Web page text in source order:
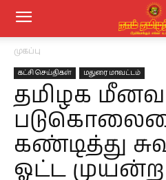
முகப்பு
கட்சி செய்திகள் மதுரை மாவட்டம்
தமிழக
கண்டித்து
ஓட்ட